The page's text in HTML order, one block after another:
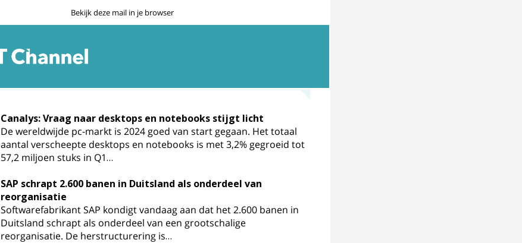
Bekijk deze mail in je browser
Canalys: Vraag naar desktops en notebooks stijgt licht
De wereldwijde pc-markt is 2024 goed van start gegaan. Het totaal
aantal verscheepte desktops en notebooks is met 3,2% gegroeid tot
57,2 miljoen stuks in Q1…
SAP schrapt 2.600 banen in Duitsland als onderdeel van
reorganisatie
Softwarefabrikant SAP kondigt vandaag aan dat het 2.600 banen in
Duitsland schrapt als onderdeel van een grootschalige
reorganisatie. De herstructurering is…